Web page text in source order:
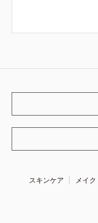
スキンケア メイク